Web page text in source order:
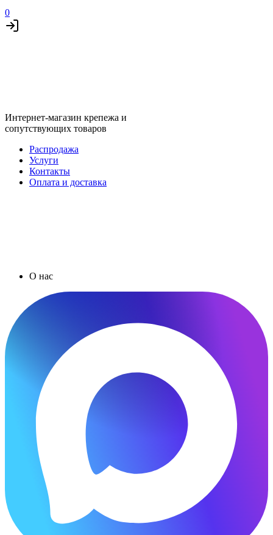
0
Интернет-магазин крепежа и
сопутствующих товаров
Распродажа
Услуги
Контакты
Оплата и доставка
О нас